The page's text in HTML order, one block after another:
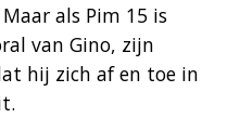
als Pim 15 is
van Gino, zijn
hij zich af en toe in